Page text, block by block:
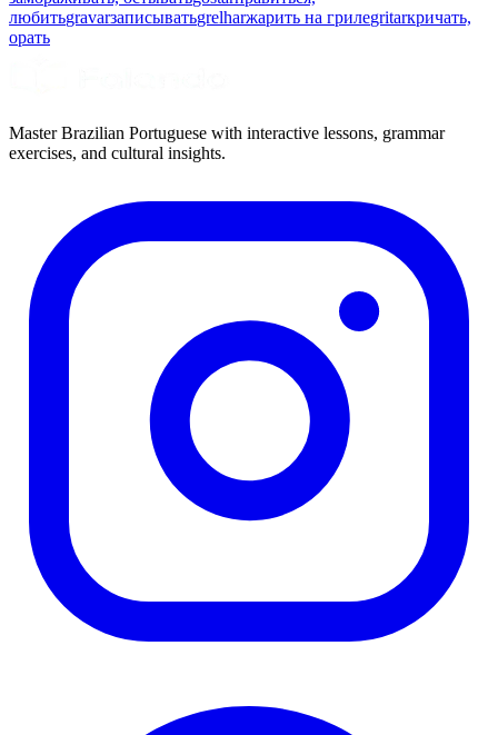
любитьgravarзаписыватьgrelharжарить на грилеgritarкричать,
орать
Master Brazilian Portuguese with interactive lessons, grammar
exercises, and cultural insights.